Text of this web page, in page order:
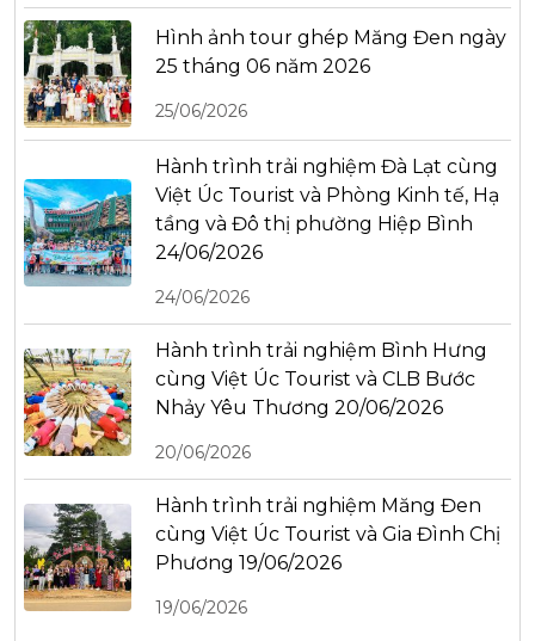
Hình ảnh tour ghép Măng Đen ngày
25 tháng 06 năm 2026
25/06/2026
Hành trình trải nghiệm Đà Lạt cùng
Việt Úc Tourist và Phòng Kinh tế, Hạ
tầng và Đô thị phường Hiệp Bình
24/06/2026
24/06/2026
Hành trình trải nghiệm Bình Hưng
cùng Việt Úc Tourist và CLB Bước
Nhảy Yêu Thương 20/06/2026
20/06/2026
Hành trình trải nghiệm Măng Đen
cùng Việt Úc Tourist và Gia Đình Chị
Phương 19/06/2026
19/06/2026